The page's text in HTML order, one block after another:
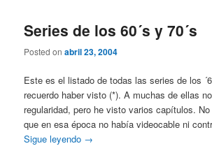
Series de los 60´s y 70´s
Posted onabril 23, 2004
Este es el listado de todas las series de los
recuerdo haber visto (*). A muchas de ellas
regularidad, pero he visto varios capítulos.
que en esa época no había videocable ni
Sigue leyendo →